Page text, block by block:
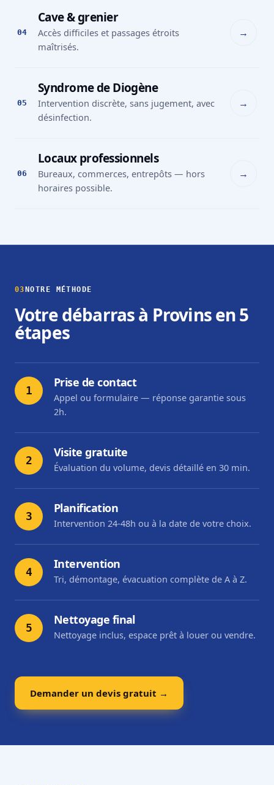
04
Cave & grenier
Accès difficiles et passages étroits
maîtrisés.
→
05
Syndrome de Diogène
Intervention discrète, sans jugement, avec
désinfection.
→
06
Locaux professionnels
Bureaux, commerces, entrepôts — hors
horaires possible.
→
03 NOTRE MÉTHODE
Votre débarras à Provins en 5
étapes
1
Prise de contact
Appel ou formulaire — réponse garantie sous
2h.
2
Visite gratuite
Évaluation du volume, devis détaillé en 30 min.
3
Planification
Intervention 24-48h ou à la date de votre choix.
4
Intervention
Tri, démontage, évacuation complète de A à Z.
5
Nettoyage final
Nettoyage inclus, espace prêt à louer ou vendre.
Demander un devis gratuit →